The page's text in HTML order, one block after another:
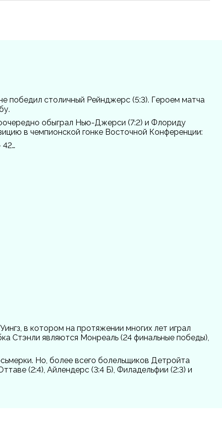
победил столичный Рейнджерс (5:3). Героем матча
обыграл Нью-Джерси (7:2) и Флориду
в чемпионской гонке Восточной Конференции:
в котором на протяжении многих лет играл
Стэнли являются Монреаль (24 финальные победы),
Но, более всего болельщиков Детройта
(2:4), Айлендерс (3:4 Б), Филадельфии (2:3) и